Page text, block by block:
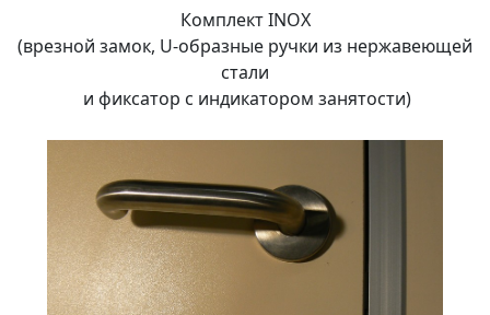
Комплект INOX
(врезной замок, U-образные ручки из нержавеющей
стали
и фиксатор с индикатором занятости)